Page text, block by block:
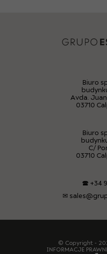
Biuro
Avda.
03710
Biuro
C/
03710
🕿 +34
✉
© Copyright -
INFORMACJE